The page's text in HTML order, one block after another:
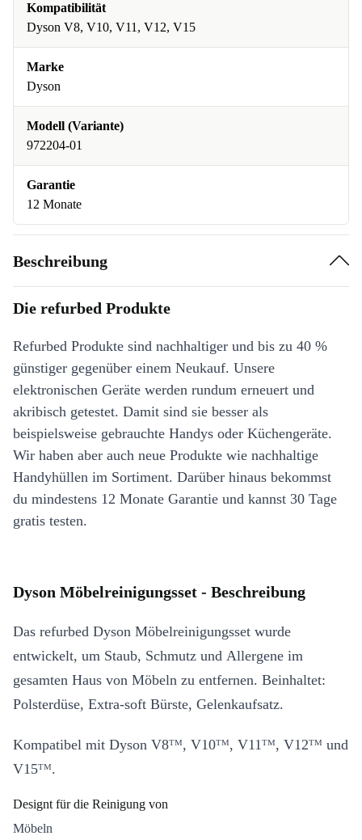
Kompatibilität
Dyson V8, V10, V11, V12, V15
Marke
Dyson
Modell (Variante)
972204-01
Garantie
12 Monate
Beschreibung
Die refurbed Produkte
Refurbed Produkte sind nachhaltiger und bis zu 40 %
günstiger gegenüber einem Neukauf. Unsere
elektronischen Geräte werden rundum erneuert und
akribisch getestet. Damit sind sie besser als
beispielsweise gebrauchte Handys oder Küchengeräte.
Wir haben aber auch neue Produkte wie nachhaltige
Handyhüllen im Sortiment. Darüber hinaus bekommst
du mindestens 12 Monate Garantie und kannst 30 Tage
gratis testen.
Dyson Möbelreinigungsset - Beschreibung
Das refurbed Dyson Möbelreinigungsset wurde
entwickelt, um Staub, Schmutz und Allergene im
gesamten Haus von Möbeln zu entfernen. Beinhaltet:
Polsterdüse, Extra-soft Bürste, Gelenkaufsatz.
Kompatibel mit Dyson V8ᵀᴹ, V10ᵀᴹ, V11ᵀᴹ, V12ᵀᴹ und
V15ᵀᴹ.
Designt für die Reinigung von
Möbeln